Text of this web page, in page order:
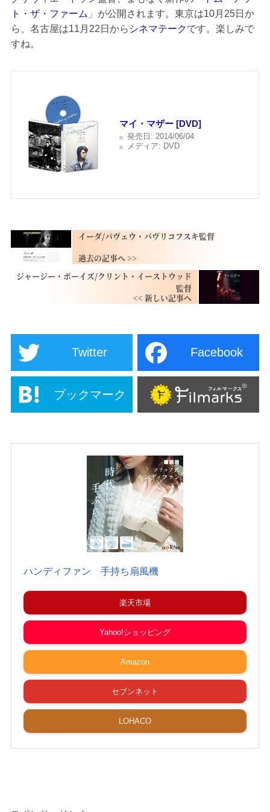
ト・ザ・ファーム 」が公開されます。東京は10月25日か
ら、名古屋は11月22日から シネマテークです。楽しみで
すね。
マイ・マザー [DVD]
発売日: 2014/06/04
メディア: DVD
イーダ/パヴェウ・パヴリコフスキ監督
ジャージー・ボーイズ/クリント・イーストウッド
監督
Twitter Facebook
ブックマーク
ハンディファン 手持ち扇風機
楽天市場
Yahoo!ショッピング
Amazon
セブンネット
LOHACO